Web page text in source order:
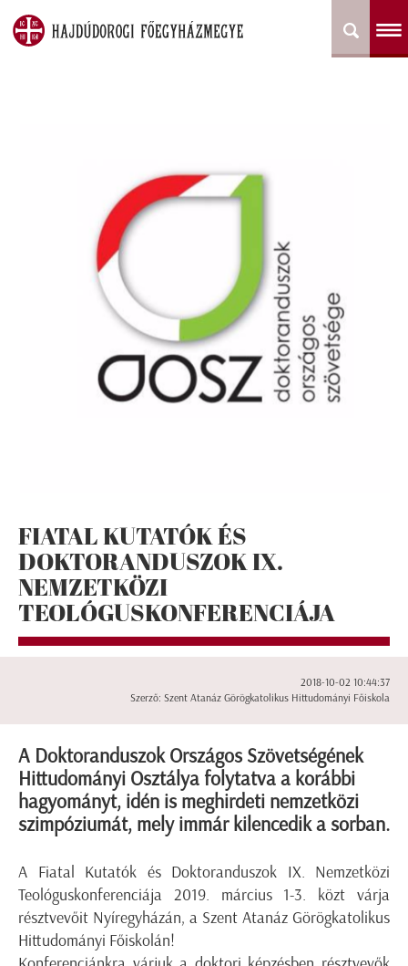
FIATAL KUTATÓK ÉS
DOKTORANDUSZOK IX.
NEMZETKÖZI
TEOLÓGUSKONFERENCIÁJA
2018-10-02 10:44:37
Szerző: Szent Atanáz Görögkatolikus Hittudományi Főiskola
A Doktoranduszok Országos Szövetségének
Hittudományi Osztálya folytatva a korábbi
hagyományt, idén is meghirdeti nemzetközi
szimpóziumát, mely immár kilencedik a sorban.
A Fiatal Kutatók és Doktoranduszok IX. Nemzetközi
Teológuskonferenciája 2019. március 1-3. közt várja
résztvevőit Nyíregyházán, a Szent Atanáz Görögkatolikus
Hittudományi Főiskolán!